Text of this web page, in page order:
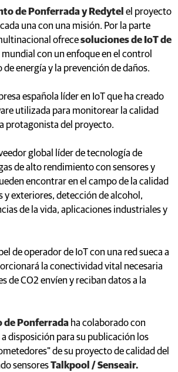
de Ponferrada y Redytel el proyecto
una con una misión. Por la parte
ofrecesoluciones de IoT de
mundial con un enfoque en el control
energía y la prevención de daños.
española líder en IoT que ha creado
utilizada para monitorear la calidad
protagonista del proyecto.
global líder de tecnología de
de alto rendimiento con sensores y
encontrar en el campo de la calidad
y exteriores, detección de alcohol,
de la vida, aplicaciones industriales y
de operador de IoT con una red sueca a
la conectividad vital necesaria
de CO2 envíen y reciban datos a la
Ponferrada ha colaborado con
disposición para su publicación los
de su proyecto de calidad del
sensoresTalkpool / Senseair.